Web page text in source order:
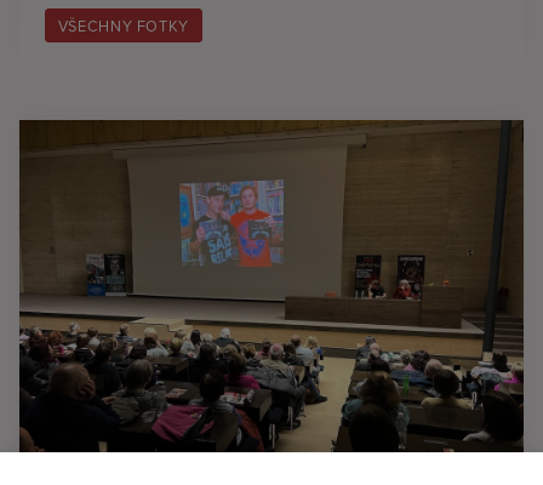
VŠECHNY FOTKY